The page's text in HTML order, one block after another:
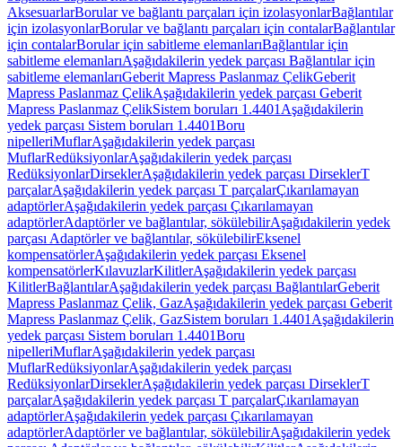
AksesuarlarBorular ve bağlantı parçaları için izolasyonlarBağlantılar
için izolasyonlarBorular ve bağlantı parçaları için contalarBağlantılar
için contalarBorular için sabitleme elemanlarıBağlantılar için
sabitleme elemanlarıAşağıdakilerin yedek parçası Bağlantılar için
sabitleme elemanlarıGeberit Mapress Paslanmaz ÇelikGeberit
Mapress Paslanmaz ÇelikAşağıdakilerin yedek parçası Geberit
Mapress Paslanmaz ÇelikSistem boruları 1.4401 Aşağıdakilerin
yedek parçası Sistem boruları 1.4401Boru
nipelleriMuflarAşağıdakilerin yedek parçası
MuflarRedüksiyonlarAşağıdakilerin yedek parçası
RedüksiyonlarDirseklerAşağıdakilerin yedek parçası DirseklerT
parçalarAşağıdakilerin yedek parçası T parçalarÇıkarılamayan
adaptörlerAşağıdakilerin yedek parçası Çıkarılamayan
adaptörlerAdaptörler ve bağlantılar, sökülebilirAşağıdakilerin yedek
parçası Adaptörler ve bağlantılar, sökülebilirEksenel
kompensatörlerAşağıdakilerin yedek parçası Eksenel
kompensatörlerKılavuzlarKilitlerAşağıdakilerin yedek parçası
KilitlerBağlantılarAşağıdakilerin yedek parçası BağlantılarGeberit
Mapress Paslanmaz Çelik, GazAşağıdakilerin yedek parçası Geberit
Mapress Paslanmaz Çelik, GazSistem boruları 1.4401 Aşağıdakilerin
yedek parçası Sistem boruları 1.4401Boru
nipelleriMuflarAşağıdakilerin yedek parçası
MuflarRedüksiyonlarAşağıdakilerin yedek parçası
RedüksiyonlarDirseklerAşağıdakilerin yedek parçası DirseklerT
parçalarAşağıdakilerin yedek parçası T parçalarÇıkarılamayan
adaptörlerAşağıdakilerin yedek parçası Çıkarılamayan
adaptörlerAdaptörler ve bağlantılar, sökülebilirAşağıdakilerin yedek